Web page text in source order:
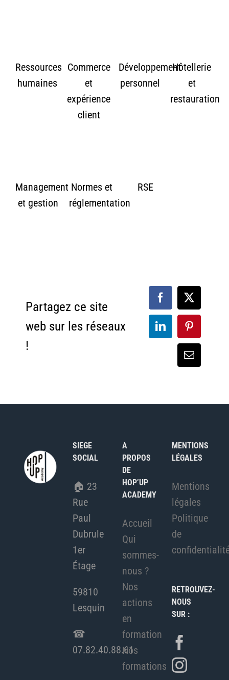
Ressources
humaines
Commerce
et
expérience
client
Développement
personnel
Hôtellerie
et
restauration
Management
et gestion
Normes et
réglementation
RSE
Partagez ce site
web sur les réseaux
!
SIEGE
SOCIAL
🏠︎ 23
Rue
Paul
Dubrule
1er
Étage
59810
Lesquin
☎
07.82.40.88.61
A
PROPOS
DE
HOP’UP
ACADEMY
Accueil
Qui
sommes-
nous ?
Nos
actions
en
formation
Nos
formations
MENTIONS
LÉGALES
Mentions
légales
Politique
de
RETROUVEZ-
NOUS
SUR :